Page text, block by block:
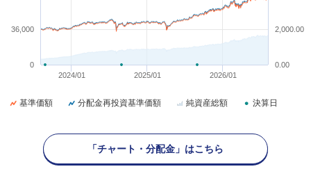
2024/01 2025/01 2026/01
0
36,000
0.00
2,000.00
基準価額 分配金再投資基準価額 純資産総額 決算日
「チャート・分配金」はこちら